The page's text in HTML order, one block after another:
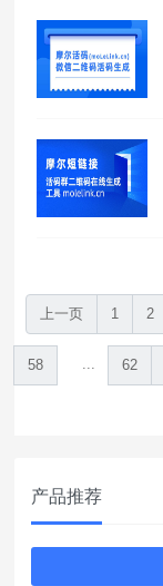
上一页 1 2
58 ... 62
产品推荐